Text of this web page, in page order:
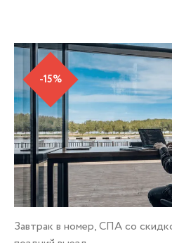
-15%
Завтрак в номер, СПА со